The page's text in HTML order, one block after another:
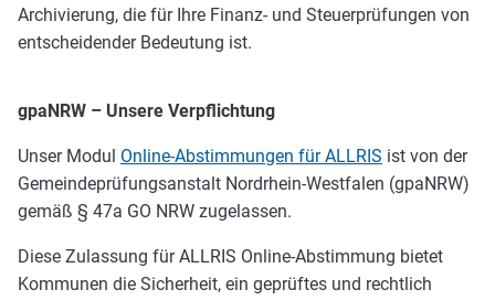
Archivierung, die für Ihre Finanz- und Steuerprüfungen von
entscheidender Bedeutung ist.
gpaNRW – Unsere Verpflichtung
Unser Modul Online-Abstimmungen für ALLRIS ist von der
Gemeindeprüfungsanstalt Nordrhein-Westfalen (gpaNRW)
gemäß § 47a GO NRW zugelassen.
Diese Zulassung für ALLRIS Online-Abstimmung bietet
Kommunen die Sicherheit, ein geprüftes und rechtlich